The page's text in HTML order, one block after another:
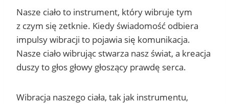
Nasze ciało to instrument, który wibruje tym
z czym się zetknie. Kiedy świadomość odbiera
impulsy wibracji to pojawia się komunikacja.
Nasze ciało wibrując stwarza nasz świat, a kreacja
duszy to głos głowy głoszący prawdę serca.
Wibracja naszego ciała, tak jak instrumentu,